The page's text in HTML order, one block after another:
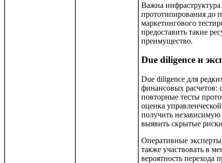
Важна
прототипирования до
маркетингового
предоставить такие
преимущество.
Due diligence и
Due diligence для
финансовых расчетов:
повторные тесты
оценка
получить
выявить скрытые
Оперативные
также участвовать в
вероятность перехода